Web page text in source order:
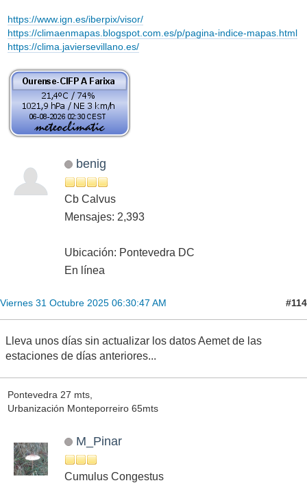
https://www.ign.es/iberpix/visor/
https://climaenmapas.blogspot.com.es/p/pagina-indice-mapas.html
https://clima.javiersevillano.es/
benig
Cb Calvus
Mensajes: 2,393
Ubicación: Pontevedra DC
En línea
Viernes 31 Octubre 2025 06:30:47 AM #114
Lleva unos días sin actualizar los datos Aemet de las
estaciones de días anteriores...
Pontevedra 27 mts,
Urbanización Monteporreiro 65mts
M_Pinar
Cumulus Congestus